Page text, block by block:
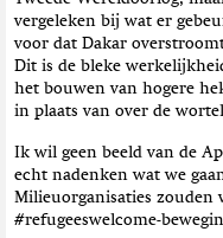
vergeleken bij wat er
voor dat Dakar
Dit is de bleke
het bouwen van hogere
in plaats van over de
Ik wil geen beeld van de
echt nadenken wat we
Milieuorganisaties zouden
#refugeeswelcome-